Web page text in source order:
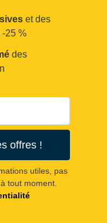
et des
-25 %
des
offres !
utiles, pas
tout moment.